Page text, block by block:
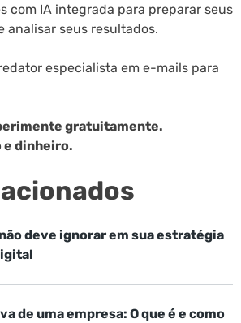
com IA integrada para preparar seus
analisar seus resultados.
especialista em e-mails para
gratuitamente.
e dinheiro.
deve ignorar em sua estratégia
de uma empresa: O que é e como